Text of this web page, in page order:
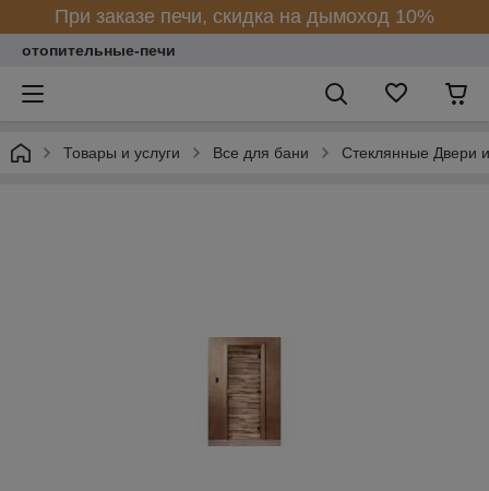
При заказе печи, скидка на дымоход 10%
отопительные-печи
Товары и услуги Все для бани Стеклянные Двери